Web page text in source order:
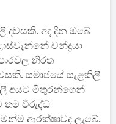
දවසකි. අද දින ඔබේ
චන්ද්‍රයා
නිරත
සමාජයේ සැළකිලි
අයට මිතුරන්ගෙන්
තම විරුද්ධ
ආරක්ෂාවද ලැබේ.